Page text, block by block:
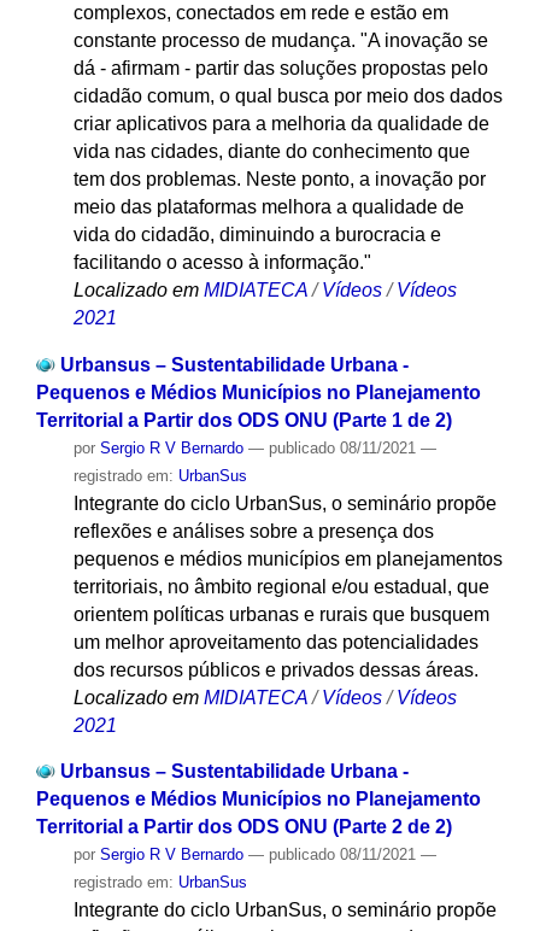
complexos, conectados em rede e estão em
constante processo de mudança. "A inovação se
dá - afirmam - partir das soluções propostas pelo
cidadão comum, o qual busca por meio dos dados
criar aplicativos para a melhoria da qualidade de
vida nas cidades, diante do conhecimento que
tem dos problemas. Neste ponto, a inovação por
meio das plataformas melhora a qualidade de
vida do cidadão, diminuindo a burocracia e
facilitando o acesso à informação."
Localizado em MIDIATECA /Vídeos /Vídeos
2021
Urbansus – Sustentabilidade Urbana -
Pequenos e Médios Municípios no Planejamento
Territorial a Partir dos ODS ONU (Parte 1 de 2)
por Sergio R V Bernardo — publicado08/11/2021 —
registrado em: UrbanSus
Integrante do ciclo UrbanSus, o seminário propõe
reflexões e análises sobre a presença dos
pequenos e médios municípios em planejamentos
territoriais, no âmbito regional e/ou estadual, que
orientem políticas urbanas e rurais que busquem
um melhor aproveitamento das potencialidades
dos recursos públicos e privados dessas áreas.
Localizado em MIDIATECA /Vídeos /Vídeos
2021
Urbansus – Sustentabilidade Urbana -
Pequenos e Médios Municípios no Planejamento
Territorial a Partir dos ODS ONU (Parte 2 de 2)
por Sergio R V Bernardo — publicado08/11/2021 —
registrado em: UrbanSus
Integrante do ciclo UrbanSus, o seminário propõe